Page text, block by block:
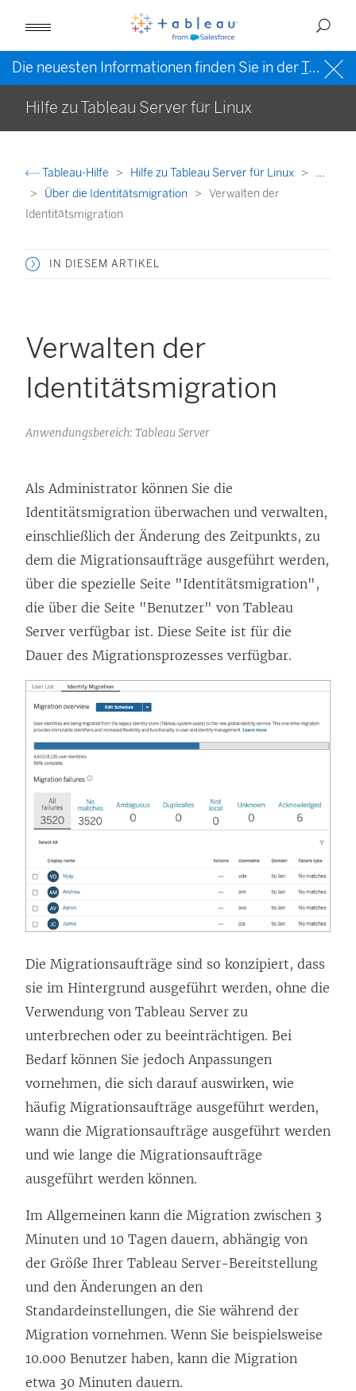
Die neuesten Informationen finden Sie in derTableau-Hilfe in englischer Sprache (US)
Hilfe zu Tableau Server für Linux
Tableau-Hilfe Hilfe zu Tableau Server für Linux
...
Über die Identitätsmigration
Verwalten der
Identitätsmigration
IN DIESEM ARTIKEL
Verwalten der
Identitätsmigration
Anwendungsbereich: Tableau Server
Als Administrator können Sie die
Identitätsmigration überwachen und verwalten,
einschließlich der Änderung des Zeitpunkts, zu
dem die Migrationsaufträge ausgeführt werden,
über die spezielle Seite "Identitätsmigration",
die über die Seite "Benutzer" von Tableau
Server verfügbar ist. Diese Seite ist für die
Dauer des Migrationsprozesses verfügbar.
Die Migrationsaufträge sind so konzipiert, dass
sie im Hintergrund ausgeführt werden, ohne die
Verwendung von Tableau Server zu
unterbrechen oder zu beeinträchtigen. Bei
Bedarf können Sie jedoch Anpassungen
vornehmen, die sich darauf auswirken, wie
häufig Migrationsaufträge ausgeführt werden,
wann die Migrationsaufträge ausgeführt werden
und wie lange die Migrationsaufträge
ausgeführt werden können.
Im Allgemeinen kann die Migration zwischen 3
Minuten und 10 Tagen dauern, abhängig von
der Größe Ihrer Tableau Server-Bereitstellung
und den Änderungen an den
Standardeinstellungen, die Sie während der
Migration vornehmen. Wenn Sie beispielsweise
10.000 Benutzer haben, kann die Migration
etwa 30 Minuten dauern.